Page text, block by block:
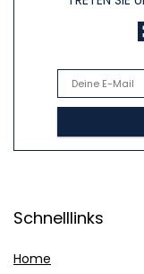
Schnelllinks
Home